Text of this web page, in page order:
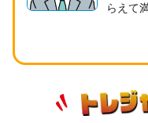
らえて